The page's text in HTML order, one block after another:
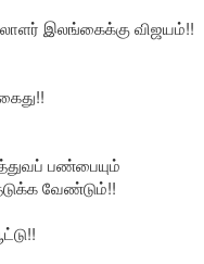
இலங்கைக்கு விஜயம்!!
பண்பையும்
வேண்டும்!!